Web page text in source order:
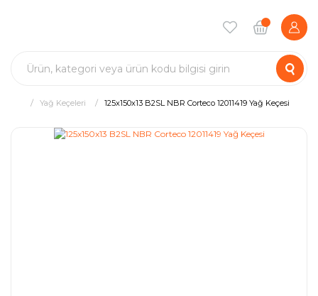
Yağ Keçeleri 125x150x13 B2SL NBR Corteco 12011419 Yağ Keçesi